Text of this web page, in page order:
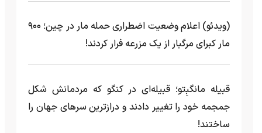
(ویدئو) اعلام وضعیت اضطراری حمله مار‌ در چین؛ ۹۰۰
مار کبرای مرگبار از یک مزرعه‌ فرار کردند!
قبیله مانگبِتو؛ قبیله‌ای در کنگو که مردمانش شکل
جمجمه خود را تغییر دادند و درازترین سرهای جهان را
ساختند!